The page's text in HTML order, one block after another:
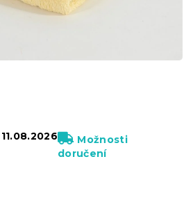
11.08.2026
Možnosti
doručení